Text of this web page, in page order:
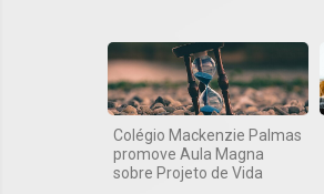
Colégio Mackenzie Palmas
promove Aula Magna
sobre Projeto de Vida